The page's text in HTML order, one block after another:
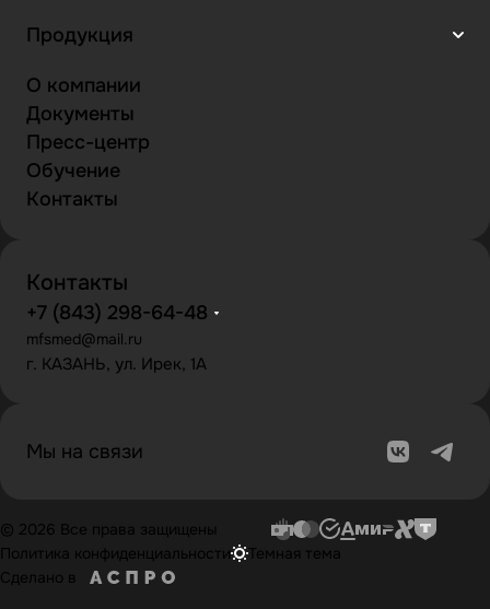
Продукция
О компании
Документы
Пресс-центр
Обучение
Контакты
Контакты
+7 (843) 298-64-48
mfsmed@mail.ru
г. КАЗАНЬ, ул. Ирек, 1А
Мы на связи
© 2026 Все права защищены
Политика конфиденциальности
Темная тема
Сделано в